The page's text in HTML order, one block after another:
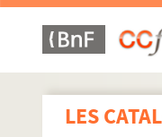
LES
Rue
Rue
Rue
Rue